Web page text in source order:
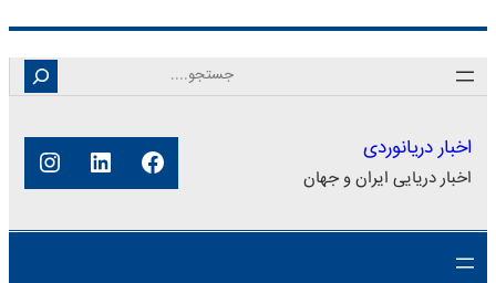
محتوا
Search
اخبار دریانوردی
اخبار دریایی ایران و جهان فیس‌بوکلینکداین